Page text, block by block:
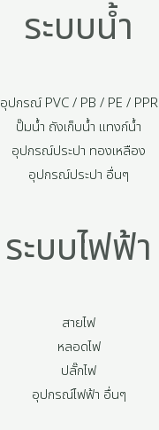
ระบบน้ำ
อุปกรณ์ PVC / PB / PE / PPR
ปั๊มน้ำ ถังเก็บน้ำ แทงก์น้ำ
อุปกรณ์ประปา ทองเหลือง
อุปกรณ์ประปา อื่นๆ
ระบบไฟฟ้า
สายไฟ
หลอดไฟ
ปลั๊กไฟ
อุปกรณ์ไฟฟ้า อื่นๆ